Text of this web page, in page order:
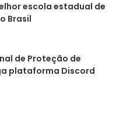
escola estadual de
Brasil
de Proteção de
plataforma Discord